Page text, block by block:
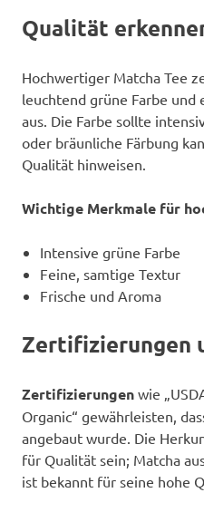
Qualität
Hochwertiger Matcha Tee
leuchtend grüne Farbe
aus. Die Farbe sollte
oder bräunliche Färbung
Qualität hinweisen.
Wichtige Merkmale für
Intensive grüne Farbe
Feine, samtige Textur
Frische und Aroma
Zertifizierungen
Zertifizierungen wie
Organic“ gewährleisten,
angebaut wurde. Die
für Qualität sein; Matcha
ist bekannt für seine hohe